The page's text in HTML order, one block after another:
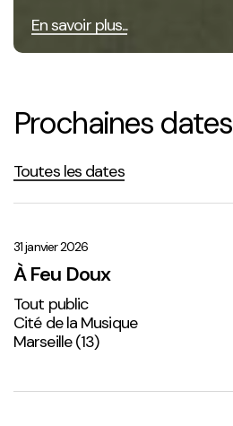
En savoir plus...
Prochaines dates
Toutes les dates
Doux
31 janvier 2026
À Feu Doux
Tout public
Cité de la Musique
Marseille (13)